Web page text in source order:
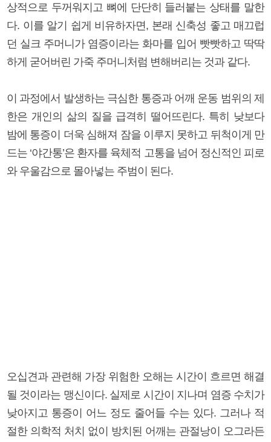
상적으로 두꺼워지고 뼈에 단단히 들러붙는 상태를 말한
다. 이를 알기 쉽게 비유하자면, 본래 신축성 좋고 매끄럽
던 실크 주머니가 염증이라는 화마를 입어 빳빳하고 딱딱
하게 굳어버린 가죽 주머니처럼 변해버리는 것과 같다.
이 과정에서 발생하는 극심한 통증과 어깨 운동 범위의 제
한은 개인의 삶의 질을 급격히 떨어뜨린다. 특히 낮보다
밤에 통증이 더욱 심해져 잠을 이루지 못하고 뒤척이게 만
드는 ‘야간통’은 환자를 육체적 고통을 넘어 정신적인 피로
와 우울감으로 몰아넣는 주범이 된다.
오십견과 관련해 가장 위험한 오해는 시간이 흐르면 해결
될 것이라는 맹신이다. 실제로 시간이 지나며 염증 수치가
낮아지고 통증이 어느 정도 줄어들 수는 있다. 그러나 적
절한 의학적 처치 없이 방치된 어깨는 관절낭이 오그라든